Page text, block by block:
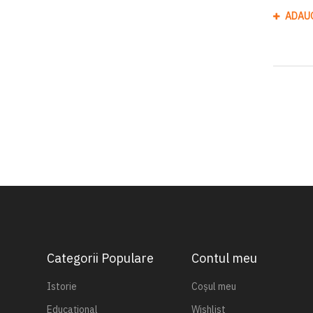
Categorii Populare
Istorie
Educațional
Contul meu
Coșul meu
Wishlist